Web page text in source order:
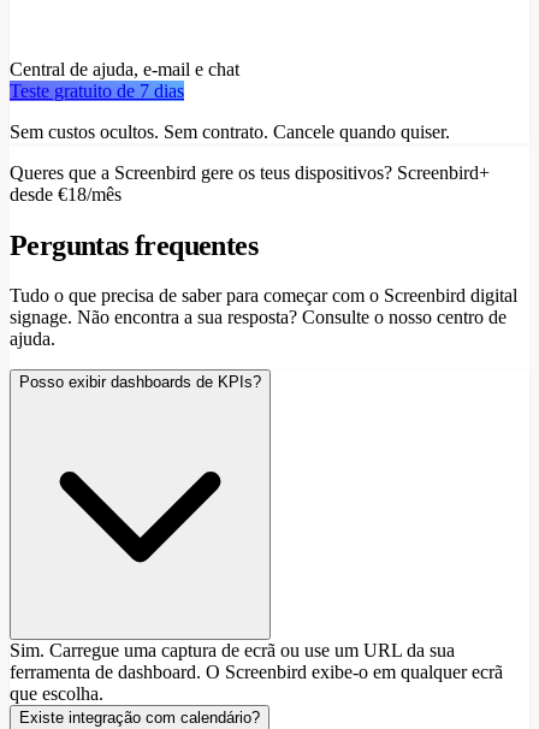
Central de ajuda, e-mail e chat
Teste gratuito de 7 dias
Sem custos ocultos. Sem contrato. Cancele quando quiser.
Queres que a Screenbird gere os teus dispositivos? Screenbird+
desde €18/mês
Perguntas frequentes
Tudo o que precisa de saber para começar com o Screenbird digital
signage. Não encontra a sua resposta? Consulte o nosso centro de
ajuda.
Posso exibir dashboards de KPIs?
Sim. Carregue uma captura de ecrã ou use um URL da sua
ferramenta de dashboard. O Screenbird exibe-o em qualquer ecrã
que escolha.
Existe integração com calendário?